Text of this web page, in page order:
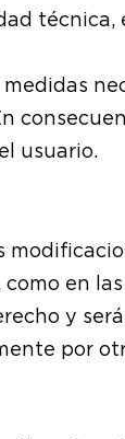
usuario.
en
y
por